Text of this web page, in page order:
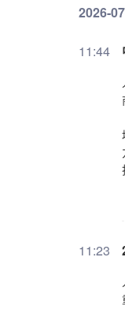
2026-
11:44
11:23